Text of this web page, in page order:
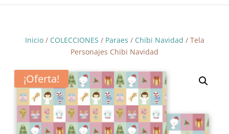
Inicio/ COLECCIONES / Paraes / Chibi Navidad / Tela
Personajes Chibi Navidad
¡Oferta!